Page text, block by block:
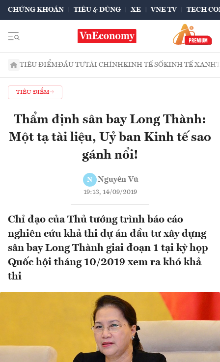
CHỨNG KHOÁN TIÊU & DÙNG XE VNE TV TECH
TIÊU ĐIỂMĐẦU TƯTÀI CHÍNHKINH TẾ SỐKINH TẾ XANH
TIÊU ĐIỂM
Thẩm định sân bay Long Thành:
Một tạ tài liệu, Uỷ ban Kinh tế sao
gánh nổi!
N Nguyên Vũ
19:13, 14/09/2019
Chỉ đạo của Thủ tướng trình báo cáo
nghiên cứu khả thi dự án đầu tư xây dựng
sân bay Long Thành giai đoạn 1 tại kỳ họp
Quốc hội tháng 10/2019 xem ra khó khả
thi